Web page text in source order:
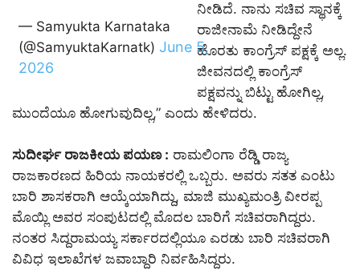
— Samyukta Karnataka
(@SamyuktaKarnatk)June 5,
2026
ನೀಡಿದೆ. ನಾನು ಸಚಿವ ಸ್ಥಾನಕ್ಕೆ
ರಾಜೀನಾಮೆ ನೀಡಿದ್ದೇನೆ
ಹೊರತು ಕಾಂಗ್ರೆಸ್ ಪಕ್ಷಕ್ಕೆ ಅಲ್ಲ.
ಜೀವನದಲ್ಲಿ ಕಾಂಗ್ರೆಸ್
ಪಕ್ಷವನ್ನು ಬಿಟ್ಟು ಹೋಗಿಲ್ಲ,
ಮುಂದೆಯೂ ಹೋಗುವುದಿಲ್ಲ,” ಎಂದು ಹೇಳಿದರು.
ಸುದೀರ್ಘ ರಾಜಕೀಯ ಪಯಣ : ರಾಮಲಿಂಗಾ ರೆಡ್ಡಿ ರಾಜ್ಯ
ರಾಜಕಾರಣದ ಹಿರಿಯ ನಾಯಕರಲ್ಲಿ ಒಬ್ಬರು. ಅವರು ಸತತ ಎಂಟು
ಬಾರಿ ಶಾಸಕರಾಗಿ ಆಯ್ಕೆಯಾಗಿದ್ದು, ಮಾಜಿ ಮುಖ್ಯಮಂತ್ರಿ ವೀರಪ್ಪ
ಮೊಯ್ಲಿ ಅವರ ಸಂಪುಟದಲ್ಲಿ ಮೊದಲ ಬಾರಿಗೆ ಸಚಿವರಾಗಿದ್ದರು.
ನಂತರ ಸಿದ್ದರಾಮಯ್ಯ ಸರ್ಕಾರದಲ್ಲಿಯೂ ಎರಡು ಬಾರಿ ಸಚಿವರಾಗಿ
ವಿವಿಧ ಇಲಾಖೆಗಳ ಜವಾಬ್ದಾರಿ ನಿರ್ವಹಿಸಿದ್ದರು.